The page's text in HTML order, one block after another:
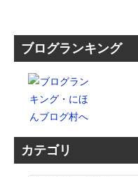
ブログランキング
カテゴリ